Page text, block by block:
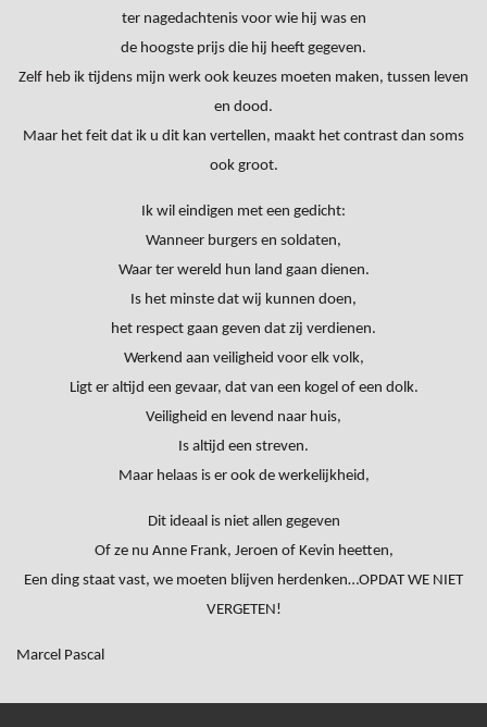
ter nagedachtenis voor wie hij was en
de hoogste prijs die hij heeft gegeven.
Zelf heb ik tijdens mijn werk ook keuzes moeten maken, tussen leven
en dood.
Maar het feit dat ik u dit kan vertellen, maakt het contrast dan soms
ook groot.
Ik wil eindigen met een gedicht:
Wanneer burgers en soldaten,
Waar ter wereld hun land gaan dienen.
Is het minste dat wij kunnen doen,
het respect gaan geven dat zij verdienen.
Werkend aan veiligheid voor elk volk,
Ligt er altijd een gevaar, dat van een kogel of een dolk.
Veiligheid en levend naar huis,
Is altijd een streven.
Maar helaas is er ook de werkelijkheid,
Dit ideaal is niet allen gegeven
Of ze nu Anne Frank, Jeroen of Kevin heetten,
Een ding staat vast, we moeten blijven herdenken…OPDAT WE NIET
VERGETEN!
Marcel Pascal